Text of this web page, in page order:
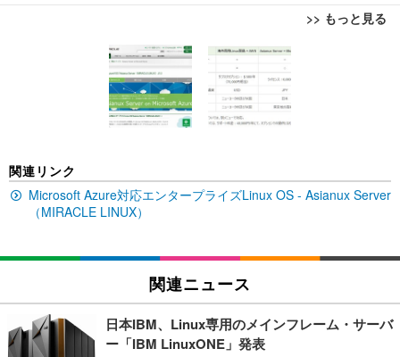
>> もっと見る
[EdoErgo] オフィスチェア 椅子 テレワーク 疲れな
い 跳ね上げ式アームレスト コンパクト 約105度ロッ
キング pc 事務椅子 360度回転 座面昇降 強化ナイロ
ン樹脂ベース 通気性メッシュ 在宅ワーク H-WY01
(黒網+黒枠+黒足)
￥5,699
ュチェア 人間工学 疲れない ブラック
￥27,999
Sezlife オフィスチェア デスクチェア 疲れない テレ
ワーク チェア 強化バックレスト 30度ロッキング機
能 人間工学 椅子 腰サポート 90度跳ね上げ式アーム
ョン PCチェア 通気性メッシュ ゲーミング/勉強/事
務用 おしゃれ パソコンチェア (ブラック)
￥7,680
EIZO ビジネス向けプレミアムモニター | FlexScan
EV3240X-WT | 31.5型4K UHD・USB Type-C・ホワ
イト
￥105,595
イト
￥109,572
フック付き（CFI-ZDM1J）
Amazonベーシック ペットシーツ 薄型 レギュラー 1
回使い捨て 無香料 ホワイト 300枚
￥3,373
x2袋(84枚) ホワイト(吸収面:ライトブルー)
￥3,234
関連リンク
Microsoft Azure対応エンタープライズLinux OS - Asianux Server
（MIRACLE LINUX）
関連ニュース
日本IBM、Linux専用のメインフレーム・サーバ
ー「IBM LinuxONE」発表